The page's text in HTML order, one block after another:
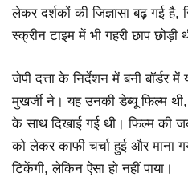
लेकर दर्शकों की जिज्ञासा बढ़ गई
स्क्रीन टाइम में भी गहरी छाप छोड़ी
जेपी दत्ता के निर्देशन में बनी बॉर्डर में
मुखर्जी ने। यह उनकी डेब्यू फिल्म
के साथ दिखाई गई थी। फिल्म की
को लेकर काफी चर्चा हुई और माना
टिकेंगी, लेकिन ऐसा हो नहीं पाया।